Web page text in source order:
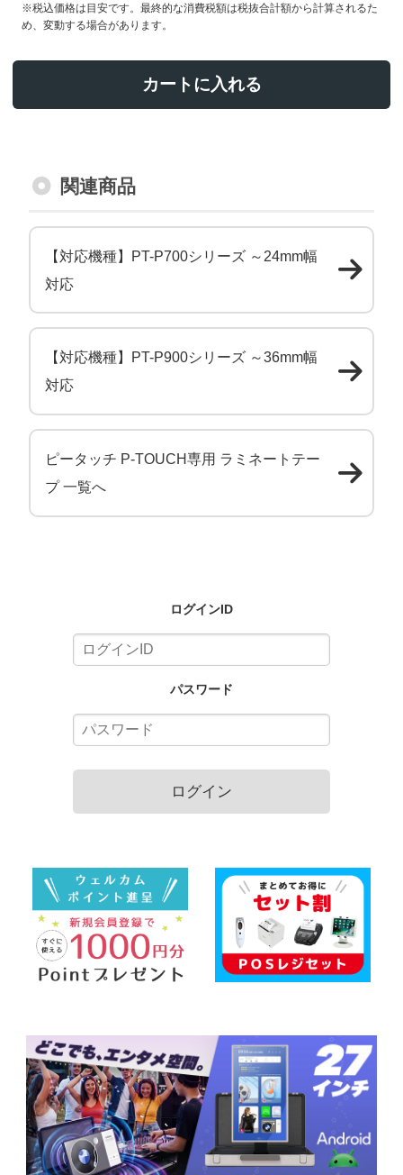
※税込価格は目安です。最終的な消費税額は税抜合計額から計算されるた
め、変動する場合があります。
カートに入れる
関連商品
【対応機種】PT-P700シリーズ ～24mm幅
対応
【対応機種】PT-P900シリーズ ～36mm幅
対応
ピータッチ P-TOUCH専用 ラミネートテー
プ 一覧へ
ログインID
パスワード
ログイン